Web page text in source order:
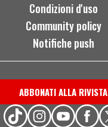
Condizioni d'uso
Community policy
Notifiche push
ABBONATI ALLA RIVISTA